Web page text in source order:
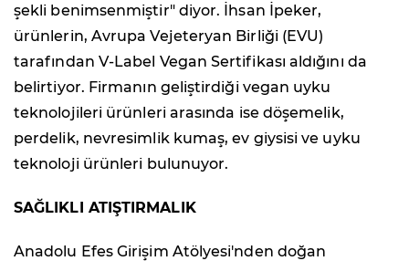
şekli benimsenmiştir" diyor. İhsan İpeker,
ürünlerin, Avrupa Vejeteryan Birliği (EVU)
tarafından V-Label Vegan Sertifikası aldığını da
belirtiyor. Firmanın geliştirdiği vegan uyku
teknolojileri ürünleri arasında ise döşemelik,
perdelik, nevresimlik kumaş, ev giysisi ve uyku
teknoloji ürünleri bulunuyor.
SAĞLIKLI ATIŞTIRMALIK
Anadolu Efes Girişim Atölyesi'nden doğan